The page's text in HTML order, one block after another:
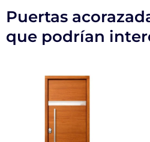
Puertas
que podrían